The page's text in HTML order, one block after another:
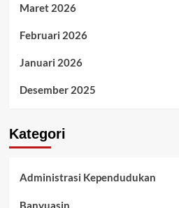
Maret 2026
Februari 2026
Januari 2026
Desember 2025
Kategori
Administrasi Kependudukan
Banyuasin